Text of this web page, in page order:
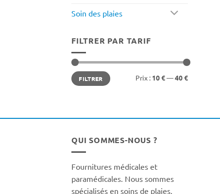
Soin des plaies
FILTRER PAR TARIF
Prix
min
Prix
maxFILTRER Prix : 10 €—40 €
QUI SOMMES-NOUS ?
Fournitures médicales et
paramédicales. Nous sommes
spécialisés en soins de plaies,